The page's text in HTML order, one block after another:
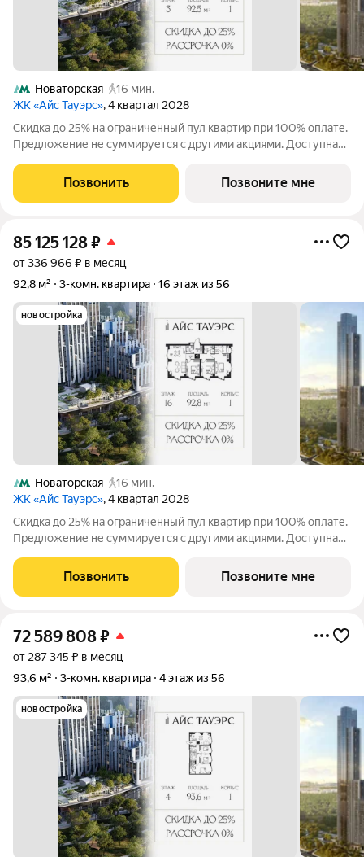
Новаторская
16 мин.
ЖК «Айс Тауэрс», 4 квартал 2028
Скидка до 25% на ограниченный пул квартир при 100% оплате.
Предложение не суммируется с другими акциями. Доступна
комнатная квартира 92.5 м на 3 этаже в премиальном ЖК «Айс
Тауэрс» (ЗАО Москвы, ул.
Позвонить Позвоните мне
85 125 128₽
от 336 966 ₽ в месяц
92,8 м²
3-комн. квартира 16 этаж из 56
новостройка
Новаторская
16 мин.
ЖК «Айс Тауэрс», 4 квартал 2028
Скидка до 25% на ограниченный пул квартир при 100% оплате.
Предложение не суммируется с другими акциями. Доступна
комнатная квартира 92.8 м на 16 этаже в премиальном ЖК
«Айс Тауэрс» (ЗАО Москвы,
Позвонить Позвоните мне
72 589 808₽
от 287 345 ₽ в месяц
93,6 м²
3-комн. квартира 4 этаж из 56
новостройка